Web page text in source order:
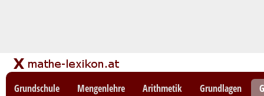
Grundschule Mengenlehre Arithmetik Grundlagen